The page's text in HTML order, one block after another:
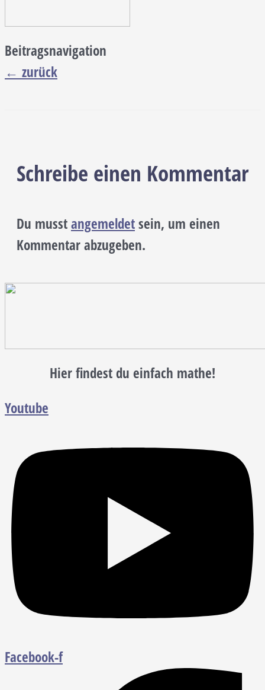
Beitragsnavigation
← zurück
Schreibe einen Kommentar
Du musstangemeldetsein, um einen
Kommentar abzugeben.
Hier findest du einfach mathe!
Youtube
Facebook-f